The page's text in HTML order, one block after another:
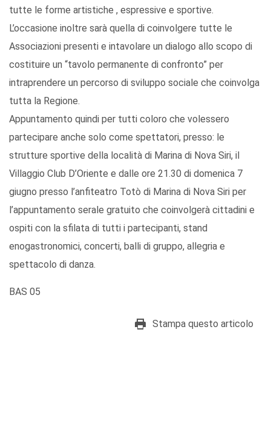
tutte le forme artistiche , espressive e sportive.
L’occasione inoltre sarà quella di coinvolgere tutte le
Associazioni presenti e intavolare un dialogo allo scopo di
costituire un “tavolo permanente di confronto” per
intraprendere un percorso di sviluppo sociale che coinvolga
tutta la Regione.
Appuntamento quindi per tutti coloro che volessero
partecipare anche solo come spettatori, presso: le
strutture sportive della località di Marina di Nova Siri, il
Villaggio Club D’Oriente e dalle ore 21.30 di domenica 7
giugno presso l’anfiteatro Totò di Marina di Nova Siri per
l’appuntamento serale gratuito che coinvolgerà cittadini e
ospiti con la sfilata di tutti i partecipanti, stand
enogastronomici, concerti, balli di gruppo, allegria e
spettacolo di danza.
BAS 05
Stampa questo articolo